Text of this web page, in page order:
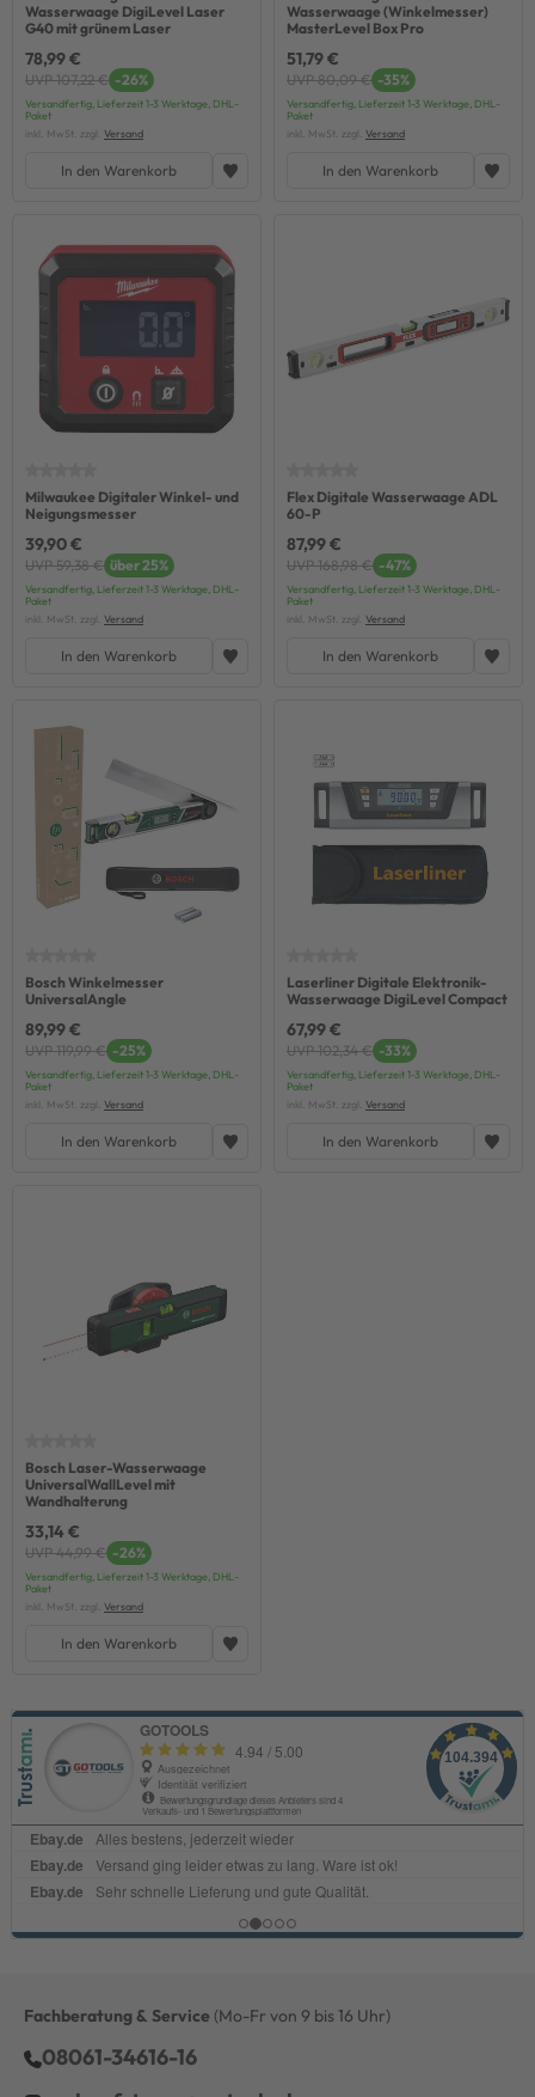
Wasserwaage DigiLevel Laser
G40 mit grünem Laser
78,99 €
UVP 107,22 € -26%
Versandfertig, Lieferzeit 1-3 Werktage, DHL-
Paket
inkl. MwSt. zzgl. Versand
In den Warenkorb
Wasserwaage (Winkelmesser)
MasterLevel Box Pro
51,79 €
UVP 80,09 € -35%
Versandfertig, Lieferzeit 1-3 Werktage, DHL-
Paket
inkl. MwSt. zzgl. Versand
In den Warenkorb
Milwaukee Digitaler Winkel- und
Neigungsmesser
39,90 €
UVP 59,38 € über 25%
Versandfertig, Lieferzeit 1-3 Werktage, DHL-
Paket
inkl. MwSt. zzgl. Versand
In den Warenkorb
Flex Digitale Wasserwaage ADL
60-P
87,99 €
UVP 168,98 € -47%
Versandfertig, Lieferzeit 1-3 Werktage, DHL-
Paket
inkl. MwSt. zzgl. Versand
In den Warenkorb
Bosch Winkelmesser
UniversalAngle
89,99 €
UVP 119,99 € -25%
Versandfertig, Lieferzeit 1-3 Werktage, DHL-
Paket
inkl. MwSt. zzgl. Versand
In den Warenkorb
Laserliner Digitale Elektronik-
Wasserwaage DigiLevel Compact
67,99 €
UVP 102,34 € -33%
Versandfertig, Lieferzeit 1-3 Werktage, DHL-
Paket
inkl. MwSt. zzgl. Versand
In den Warenkorb
Bosch Laser-Wasserwaage
UniversalWallLevel mit
Wandhalterung
33,14 €
UVP 44,99 € -26%
Versandfertig, Lieferzeit 1-3 Werktage, DHL-
Paket
inkl. MwSt. zzgl. Versand
In den Warenkorb
Fachberatung & Service (Mo-Fr von 9 bis 16 Uhr)
08061-34616-16